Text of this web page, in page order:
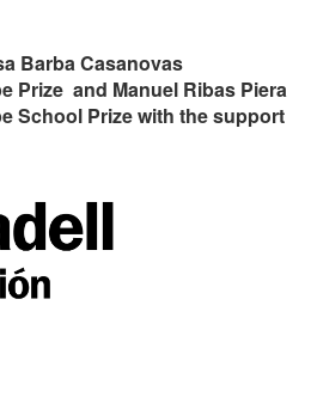
Barba Casanovas
Prize and Manuel Ribas Piera
School Prize with the support